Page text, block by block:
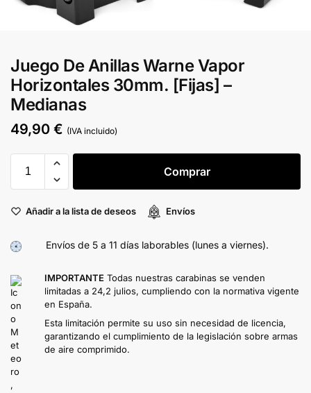
Juego De Anillas Warne Vapor
Horizontales 30mm. [Fijas] –
Medianas
49,90 € (IVA incluido)
Comprar
Añadir a la lista de deseos Envíos
Envíos de 5 a 11 días laborables (lunes a viernes).
IMPORTANTE Todas nuestras carabinas se venden
limitadas a 24,2 julios, cumpliendo con la normativa vigente
en España.
Esta limitación permite su uso sin necesidad de licencia,
garantizando el cumplimiento de la legislación sobre armas
de aire comprimido.